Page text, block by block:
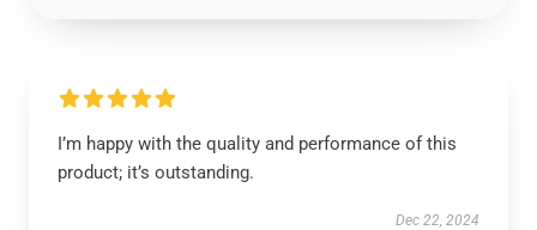
I’m happy with the quality and performance of this
product; it’s outstanding.
Dec 22, 2024